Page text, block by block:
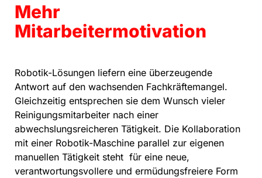
Mehr
Mitarbeitermotivation
Robotik-Lösungen liefern eine überzeugende
Antwort auf den wachsenden Fachkräftemangel.
Gleichzeitig entsprechen sie dem Wunsch vieler
Reinigungsmitarbeiter nach einer
abwechslungsreicheren Tätigkeit. Die Kollaboration
mit einer Robotik-Maschine parallel zur eigenen
manuellen Tätigkeit steht für eine neue,
verantwortungsvollere und ermüdungsfreiere Form